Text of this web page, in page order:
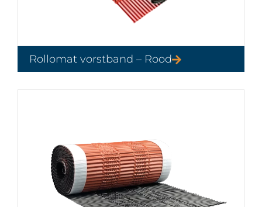
Rollomat vorstband – Rood